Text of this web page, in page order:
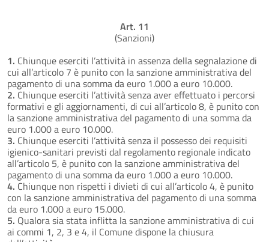
Art. 11
(Sanzioni)
1. Chiunque eserciti l’attività in assenza della segnalazione di
cui all’articolo 7 è punito con la sanzione amministrativa del
pagamento di una somma da euro 1.000 a euro 10.000.
2. Chiunque eserciti l’attività senza aver effettuato i percorsi
formativi e gli aggiornamenti, di cui all’articolo 8, è punito con
la sanzione amministrativa del pagamento di una somma da
euro 1.000 a euro 10.000.
3. Chiunque eserciti l’attività senza il possesso dei requisiti
igienico-sanitari previsti dal regolamento regionale indicato
all’articolo 5, è punito con la sanzione amministrativa del
pagamento di una somma da euro 1.000 a euro 10.000.
4. Chiunque non rispetti i divieti di cui all’articolo 4, è punito
con la sanzione amministrativa del pagamento di una somma
da euro 1.000 a euro 15.000.
5. Qualora sia stata inflitta la sanzione amministrativa di cui
ai commi 1, 2, 3 e 4, il Comune dispone la chiusura